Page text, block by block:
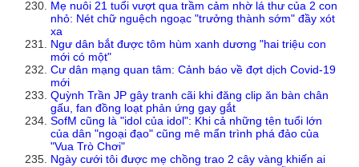
Mẹ nuôi 21 tuổi vượt qua trầm cảm nhờ lá thư của 2 con
nhỏ: Nét chữ nguệch ngoạc "trưởng thành sớm" đầy xót
xa
Ngư dân bắt được tôm hùm xanh dương "hai triệu con
mới có một"
Cư dân mạng quan tâm: Cảnh báo về đợt dịch Covid-19
mới
Quỳnh Trần JP gây tranh cãi khi đăng clip ăn bàn chân
gấu, fan đồng loạt phản ứng gay gắt
SofM cũng là "idol của idol": Khi cả những tên tuổi lớn
của dân "ngoại đạo" cũng mê mẩn trình phá đảo của
"Vua Trò Chơi"
Ngày cưới tôi được mẹ chồng trao 2 cây vàng khiến ai